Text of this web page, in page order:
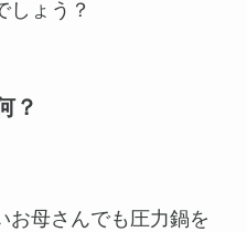
しょう？
？
お母さんでも圧力鍋を